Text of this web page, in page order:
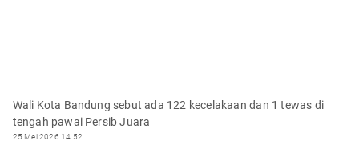
Wali Kota Bandung sebut ada 122 kecelakaan dan 1 tewas di
tengah pawai Persib Juara
25 Mei 2026 14:52